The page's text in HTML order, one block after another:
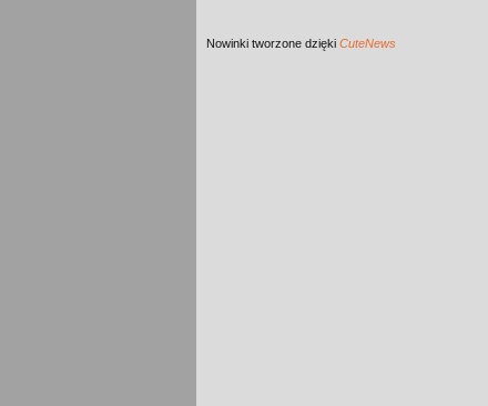
Nowinki tworzone dzięki CuteNews